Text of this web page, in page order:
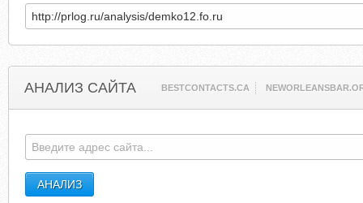
АНАЛИЗ САЙТА BESTCONTACTS.CA